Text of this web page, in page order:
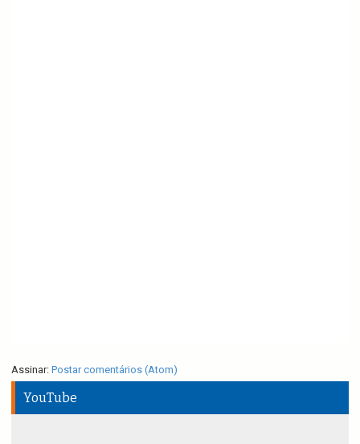
Assinar: Postar comentários (Atom)
YouTube